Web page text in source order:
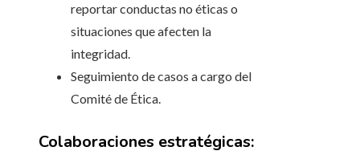
reportar conductas no éticas o
situaciones que afecten la
integridad.
Seguimiento de casos a cargo del
Comité de Ética.
Colaboraciones estratégicas: